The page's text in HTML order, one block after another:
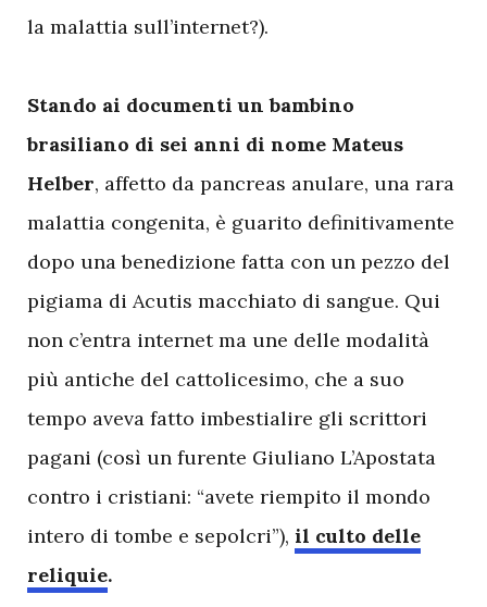
la malattia sull’internet?).
Stando ai documenti un bambino
brasiliano di sei anni di nome Mateus
Helber, affetto da pancreas anulare, una rara
malattia congenita, è guarito definitivamente
dopo una benedizione fatta con un pezzo del
pigiama di Acutis macchiato di sangue. Qui
non c’entra internet ma une delle modalità
più antiche del cattolicesimo, che a suo
tempo aveva fatto imbestialire gli scrittori
pagani (così un furente Giuliano L’Apostata
contro i cristiani: “avete riempito il mondo
intero di tombe e sepolcri”), il culto delle
reliquie.